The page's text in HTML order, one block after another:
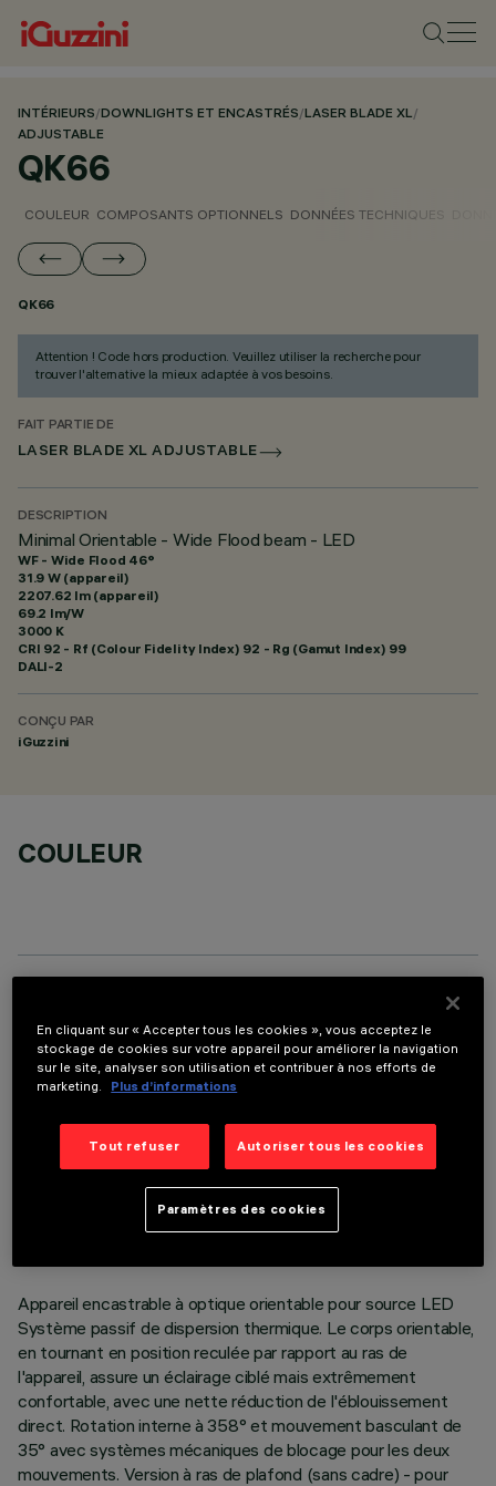
INTÉRIEURS/DOWNLIGHTS ET ENCASTRÉS/LASER BLADE XL/
ADJUSTABLE
QK66
COULEUR COMPOSANTS OPTIONNELS DONNÉES TECHNIQUES
QK66
Attention ! Code hors production. Veuillez utiliser la recherche pour
trouver l'alternative la mieux adaptée à vos besoins.
FAIT PARTIE DE
LASER BLADE XL ADJUSTABLE
DESCRIPTION
Minimal Orientable - Wide Flood beam - LED
WF - Wide Flood 46°
31.9 W (appareil)
2207.62 lm (appareil)
69.2 lm/W
3000 K
CRI 92 - Rf (Colour Fidelity Index) 92 - Rg (Gamut Index) 99
DALI-2
CONÇU PAR
iGuzzini
COULEUR
DONNÉES TECHNIQUES
DERNIÈRE MISE À JOUR: 06/08/2026
Appareil encastrable à optique orientable pour source LED
Système passif de dispersion thermique. Le corps orientable,
en tournant en position reculée par rapport au ras de
l'appareil, assure un éclairage ciblé mais extrêmement
confortable, avec une nette réduction de l'éblouissement
direct. Rotation interne à 358° et mouvement basculant de
35° avec systèmes mécaniques de blocage pour les deux
mouvements. Version à ras de plafond (sans cadre) - pour
En cliquant sur « Accepter tous les cookies », vous acceptez le
stockage de cookies sur votre appareil pour améliorer la navigation
sur le site, analyser son utilisation et contribuer à nos efforts de
marketing.
Plus d’informations
Tout refuser Autoriser tous les cookies
Paramètres des cookies